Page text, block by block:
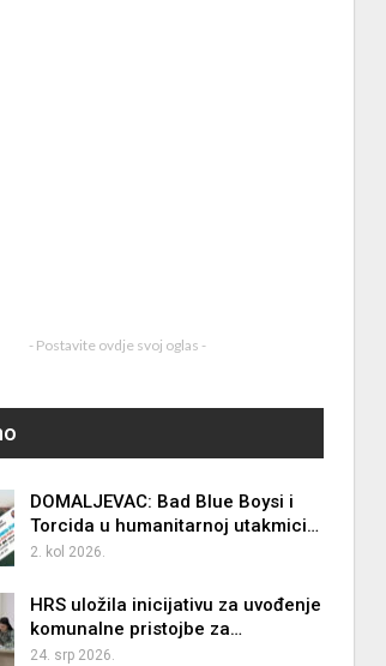
- Postavite ovdje svoj oglas -
DOMALJEVAC: Bad Blue Boysi i
Torcida u humanitarnoj utakmici…
2. kol 2026.
HRS uložila inicijativu za uvođenje
komunalne pristojbe za…
24. srp 2026.